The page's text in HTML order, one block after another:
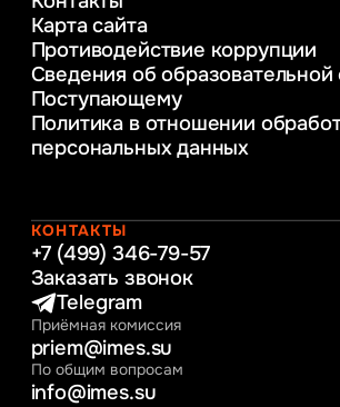
предприятия
Уголовное право
Информационные технологии
Информационное и
обеспечение бизнес
Управление человеческими
Интернет-маркетинг
Карта сайта
Противодействие коррупции
Сведения об образовательной
Поступающему
Политика в отношении
персональных данных
КОНТАКТЫ
+7 (499) 346-79-57
Заказать звонок
Telegram
Приёмная комиссия
priem@imes.su
По общим вопросам
info@imes.su